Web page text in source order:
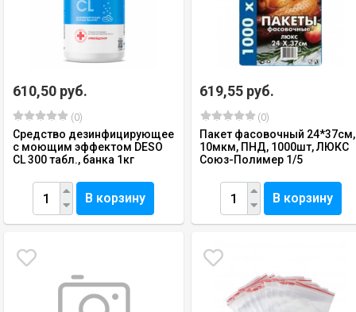
610,50 руб.
(0)
Средство дезинфицирующее
с моющим эффектом DESO
CL 300 табл., банка 1кг
В корзину
619,55 руб.
(0)
Пакет фасовочный 24*37см,
10мкм, ПНД, 1000шт, ЛЮКС
Союз-Полимер 1/5
В корзину